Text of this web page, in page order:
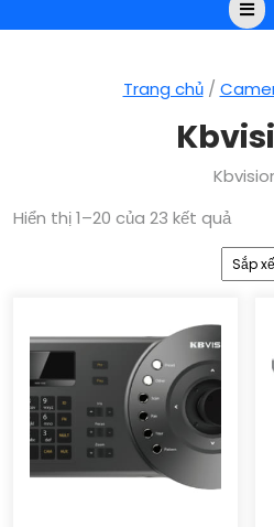
Trang chủ/
Hiển thị 1–20 của 23 kết quả